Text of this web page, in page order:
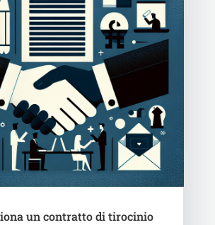
un contratto di tirocinio